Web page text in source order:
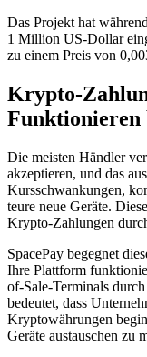
Das Projekt hat
1 Million US-Dollar
zu einem Preis von
Krypto-
Funktionieren
Die meisten Händler
akzeptieren, und das
Kursschwankungen,
teure neue Geräte.
Krypto-Zahlungen
SpacePay begegnet
Ihre Plattform
of-Sale-Terminals
bedeutet, dass
Kryptowährungen
Geräte austauschen zu